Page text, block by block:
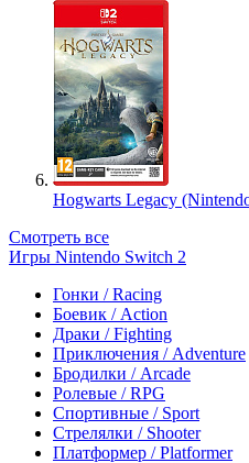
Hogwarts Legacy
Смотреть все
Игры Nintendo Switch 2
Гонки / Racing
Боевик / Action
Драки / Fighting
Приключения / Adventure
Бродилки / Arcade
Ролевые / RPG
Спортивные / Sport
Стрелялки / Shooter
Платформер / Platformer